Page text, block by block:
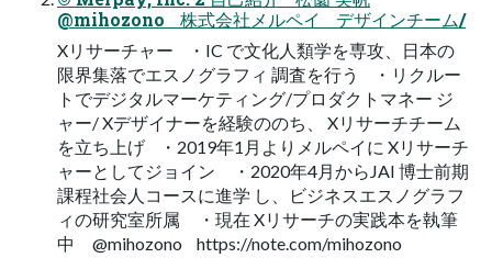
@mihozono 株式会社メルペイ デザインチーム/
Xリサーチャー ・IC で文化人類学を専攻、日本の
限界集落でエスノグラフィ 調査を行う ・リクルー
トでデジタルマーケティング/プロダクトマネー ジ
ャー/ Xデザイナーを経験ののち、 Xリサーチチーム
を立ち上げ ・2019年1月よりメルペイに Xリサーチ
ャーとしてジョイン ・2020年4月からJAI 博士前期
課程社会人コースに進学 し、ビジネスエスノグラフ
ィの研究室所属 ・現在 Xリサーチの実践本を執筆
中 @mihozono https://note.com/mihozono